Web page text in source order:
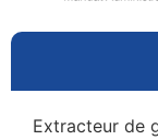
Extracteur de